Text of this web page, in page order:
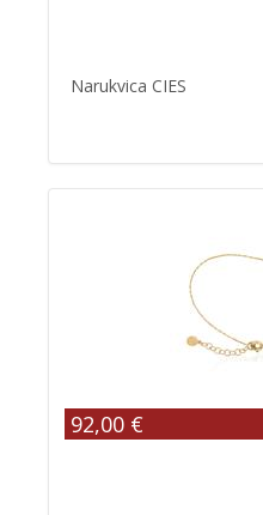
Narukvica CIES
92,00 €